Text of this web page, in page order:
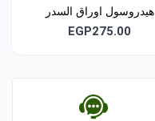
هيدروسول اوراق السدر
EGP275.00